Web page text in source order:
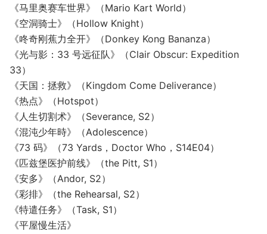
《马里奥赛车世界》（Mario Kart World）
《空洞骑士》（Hollow Knight）
《咚奇刚蕉力全开》（Donkey Kong Bananza）
《光与影：33 号远征队》（Clair Obscur: Expedition
33）
《天国：拯救》（Kingdom Come Deliverance）
《热点》（Hotspot）
《人生切割术》（Severance, S2）
《混沌少年時》（Adolescence）
《73 码》（73 Yards，Doctor Who，S14E04）
《匹兹堡医护前线》（the Pitt, S1）
《安多》（Andor, S2）
《彩排》（the Rehearsal, S2）
《特遣任务》（Task, S1）
《平屋慢生活》